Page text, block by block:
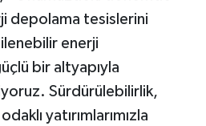
depolama tesislerini
enerji
bir altyapıyla
Sürdürülebilirlik,
yatırımlarımızla